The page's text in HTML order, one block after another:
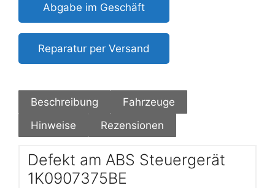
Abgabe im Geschäft
Reparatur per Versand
Beschreibung
Fahrzeuge
Hinweise
Rezensionen
Defekt am ABS Steuergerät
1K0907375BE